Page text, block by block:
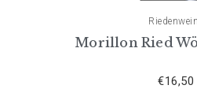
Morillon Ried
€16,50